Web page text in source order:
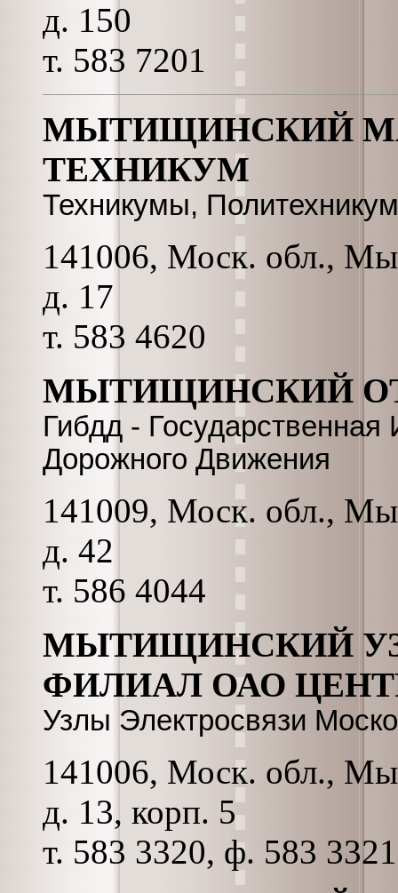
д. 150
т. 583 7201
МЫТИЩИНСКИЙ
ТЕХНИКУМ
Техникумы,
141006, Моск. обл.,
д. 17
т. 583 4620
МЫТИЩИНСКИЙ
Гибдд -
Дорожного Движения
141009, Моск. обл.,
д. 42
т. 586 4044
МЫТИЩИНСКИЙ
ФИЛИАЛ ОАО
Узлы Электросвязи
141006, Моск. обл.,
д. 13, корп. 5
т. 583 3320, ф. 583 3321